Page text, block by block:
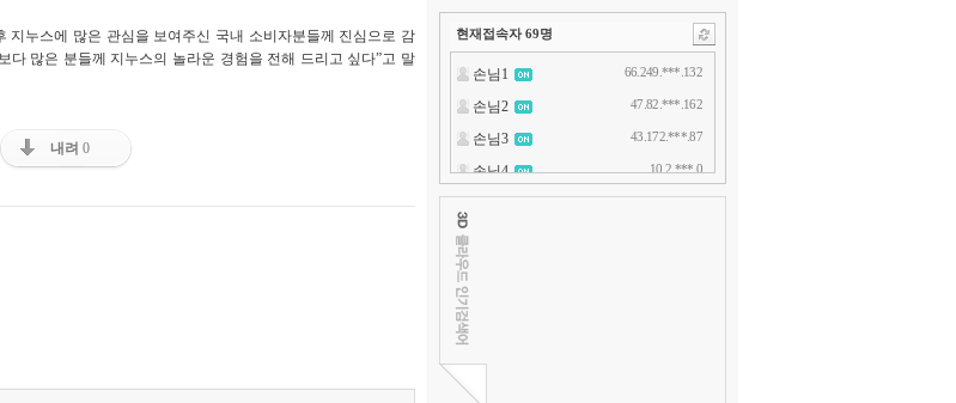
지누스에 많은 관심을 보여주신 국내 소비자분들께 진심으로 감
다 많은 분들께 지누스의 놀라운 경험을 전해 드리고 싶다”고 말
내려 0
현재접속자 69명